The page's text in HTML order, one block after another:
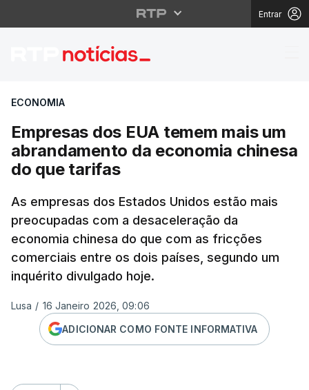
Entrar
Empresas dos EUA
ECONOMIA
Empresas dos EUA temem mais um
abrandamento da economia chinesa
do que tarifas
As empresas dos Estados Unidos estão mais
preocupadas com a desaceleração da
economia chinesa do que com as fricções
comerciais entre os dois países, segundo um
inquérito divulgado hoje.
Lusa / 16 Janeiro 2026, 09:06
ADICIONAR COMO FONTE INFORMATIVA